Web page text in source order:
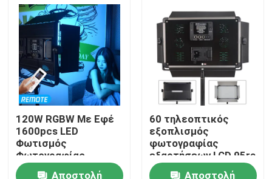
Σπίτι
Προϊόντα
Βίντεο
120W RGBW Με Εφέ
1600pcs LED
Φωτισμός
Φωτογραφίας
Αποστολή
60 τηλεοπτικός
εξοπλισμός
φωτογραφίας
εξαρτήσεων LCD 95ra
φωτισμού Vlogging
Αποστολή